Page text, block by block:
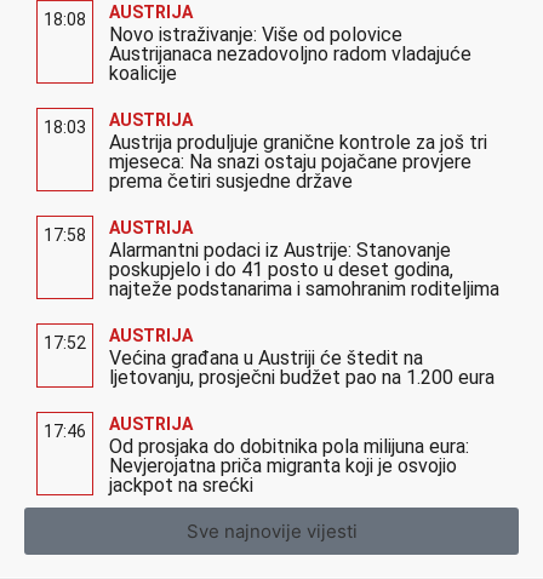
18:08 AUSTRIJA
Novo istraživanje: Više od polovice
Austrijanaca nezadovoljno radom vladajuće
koalicije
18:03 AUSTRIJA
Austrija produljuje granične kontrole za još tri
mjeseca: Na snazi ostaju pojačane provjere
prema četiri susjedne države
17:58 AUSTRIJA
Alarmantni podaci iz Austrije: Stanovanje
poskupjelo i do 41 posto u deset godina,
najteže podstanarima i samohranim roditeljima
17:52 AUSTRIJA
Većina građana u Austriji će štedit na
ljetovanju, prosječni budžet pao na 1.200 eura
17:46 AUSTRIJA
Od prosjaka do dobitnika pola milijuna eura:
Nevjerojatna priča migranta koji je osvojio
jackpot na srećki
Sve najnovije vijesti